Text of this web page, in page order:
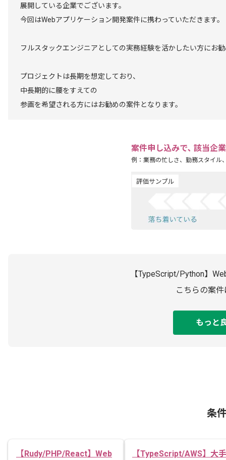
展開している企業でございます。
今回はWebアプリケーション開発案件に携わっていただきます。
フルスタックエンジニアとしての実務経験を活かしたい方にお
プロジェクトは長期を想定しており、
中長期的に腰をすえての
参画を希望される方にはお勧めの案件となります。
案件申し込みで､ 該当企
例：業務の忙しさ、勤務スタイル
【TypeScript/Python】
こちらの案
もっと
条
【Rudy/PHP/React】Web
【TypeScript/AWS】大手